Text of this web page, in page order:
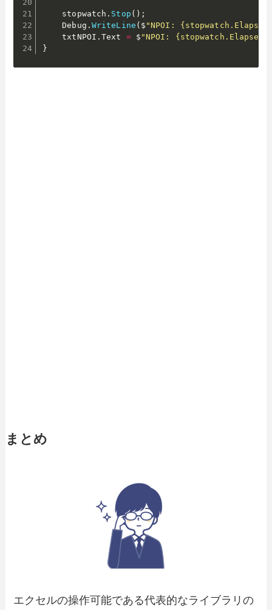
    stopwatch
. Stop ( ) ;
    Debug
. WriteLine ( $ "NPOI:
    txtNPOI
.Text = $ "NPOI:
}
まとめ
エクセルの操作可能である代表的なライブラリの